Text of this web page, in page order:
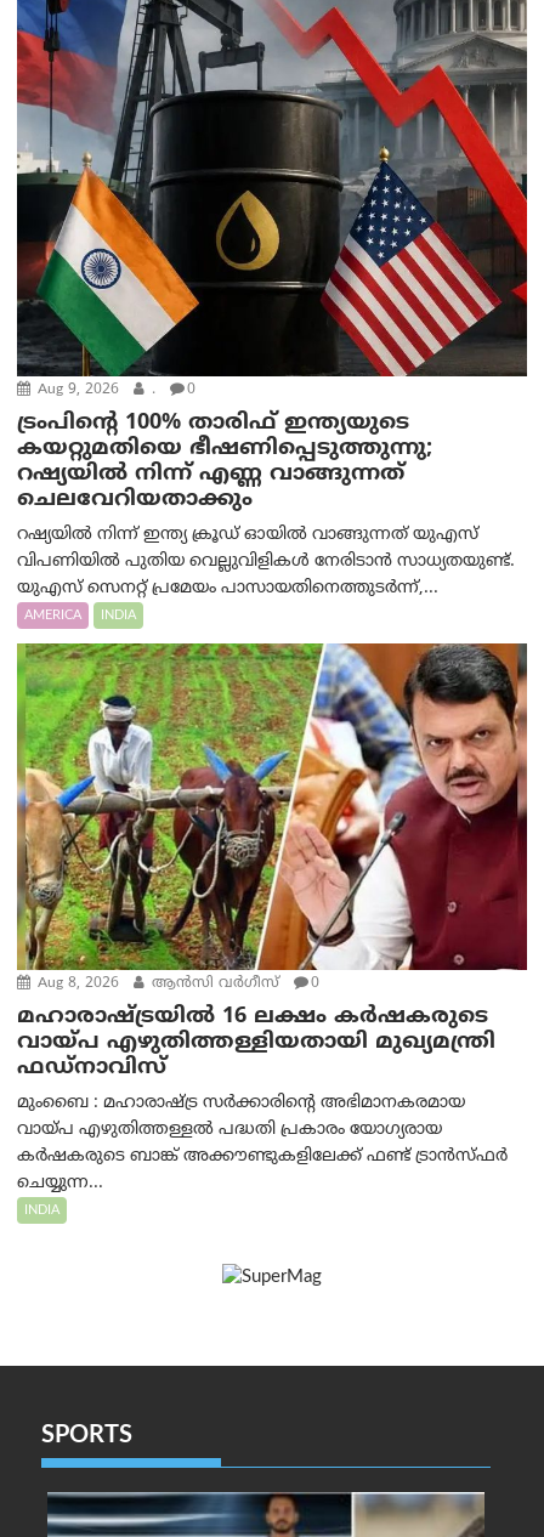
Aug 9, 2026 . 0
ട്രം‌പിന്റെ 100% താരിഫ് ഇന്ത്യയുടെ
കയറ്റുമതിയെ ഭീഷണിപ്പെടുത്തുന്നു;
റഷ്യയിൽ നിന്ന് എണ്ണ വാങ്ങുന്നത്
ചെലവേറിയതാക്കും
റഷ്യയിൽ നിന്ന് ഇന്ത്യ ക്രൂഡ് ഓയിൽ വാങ്ങുന്നത് യുഎസ്
വിപണിയിൽ പുതിയ വെല്ലുവിളികൾ നേരിടാൻ സാധ്യതയുണ്ട്.
യുഎസ് സെനറ്റ് പ്രമേയം പാസായതിനെത്തുടർന്ന്,...
AMERICA INDIA
Aug 8, 2026 ആന്‍സി വര്‍ഗീസ് 0
മഹാരാഷ്ട്രയിൽ 16 ലക്ഷം കർഷകരുടെ
വായ്പ എഴുതിത്തള്ളിയതായി മുഖ്യമന്ത്രി
ഫഡ്‌നാവിസ്
മുംബൈ : മഹാരാഷ്ട്ര സർക്കാരിന്റെ അഭിമാനകരമായ
വായ്പ എഴുതിത്തള്ളൽ പദ്ധതി പ്രകാരം യോഗ്യരായ
കർഷകരുടെ ബാങ്ക് അക്കൗണ്ടുകളിലേക്ക് ഫണ്ട് ട്രാൻസ്ഫർ
ചെയ്യുന്ന...
INDIA
SPORTS